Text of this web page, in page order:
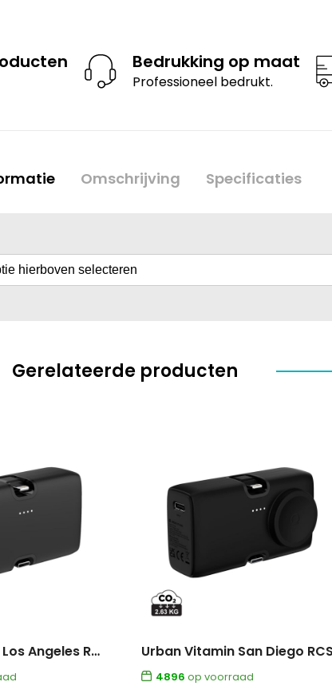
Bedrukking op maat
Professioneel bedrukt.
Omschrijving Specificaties
hierboven selecteren
Gerelateerde producten
Urban Vitamin Los Angeles RCS rplastic 20W PD powerbank
4896 op voorraad